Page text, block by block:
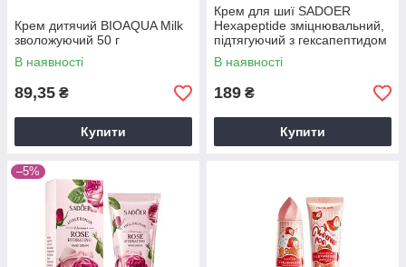
Крем дитячий BIOAQUA Milk
зволожуючий 50 г
В наявності
89,35 ₴
Купити
Крем для шиї SADOER
Hexapeptide зміцнювальний,
підтягуючий з гексапептидом
50 г
В наявності
189 ₴
Купити
–5%